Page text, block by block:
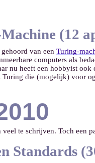
(12
van een Turing-
computers als
nu heeft een hobbyist ook
Turing die (mogelijk) voor
veel te schrijven. Toch een
Standards